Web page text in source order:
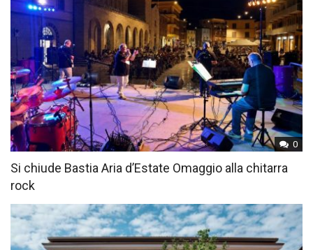
0
Si chiude Bastia Aria d’Estate Omaggio alla chitarra
rock